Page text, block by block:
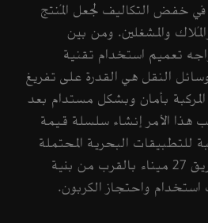
خفض التكاليف لجعل المُنتج
والمشغلين. ومن بين
تعميم استخدام تقنية
النقل هي القدرة على تفريغ
بأمان وبشكل مستدام بعد
هذا الأمر إنشاء سلسلة قيمة
للتطبيقات البحرية المحتملة
بصفة خاصة، حدد الفريق 27 ميناء بالقرب من بنية
واحتجاز الكربون.